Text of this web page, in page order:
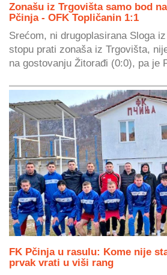
Zonašu iz Trgovišta samo bod
Pčinja - OFK Topličanin 1:1
Srećom, ni drugoplasirana Sloga
stopu prati zonaša iz Trgovišta,
na gostovanju Žitorađi (0:0), pa je
FK Pčinja u rasulu: Kome nije
prvak vrati u viši rang